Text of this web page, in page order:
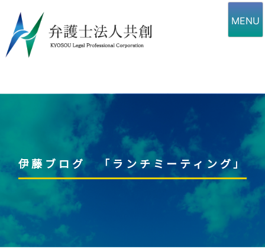
content
MENU
伊藤ブログ 「ランチミーティング」